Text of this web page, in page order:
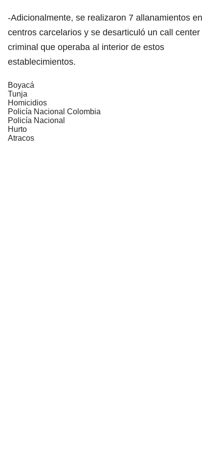
-Adicionalmente, se realizaron 7 allanamientos en
centros carcelarios y se desarticuló un call center
criminal que operaba al interior de estos
establecimientos.
Boyacá
Tunja
Homicidios
Policía Nacional Colombia
Policía Nacional
Hurto
Atracos